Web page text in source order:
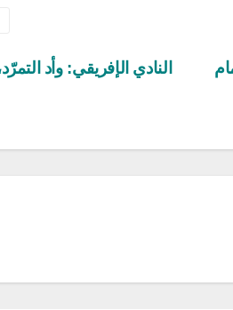
النادي الإفريقي: وأد